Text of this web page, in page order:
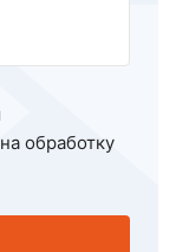
обработку